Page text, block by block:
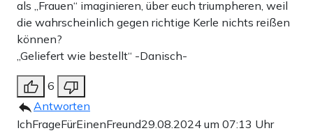
als „Frauen“ imaginieren, über euch triumpheren, weil
die wahrscheinlich gegen richtige Kerle nichts reißen
können?
„Geliefert wie bestellt“ -Danisch-
6
Antworten
IchFrageFürEinenFreund29.08.2024 um 07:13 Uhr